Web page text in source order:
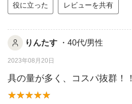
役に立った レビューを共有
りんたす ・40代/男性
2023年08月20日
具の量が多く、コスパ抜群！！